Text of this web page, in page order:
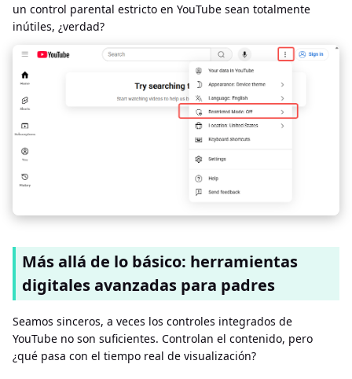
un control parental estricto en YouTube sean totalmente
inútiles, ¿verdad?
Más allá de lo básico: herramientas
digitales avanzadas para padres
Seamos sinceros, a veces los controles integrados de
YouTube no son suficientes. Controlan el contenido, pero
¿qué pasa con el tiempo real de visualización?